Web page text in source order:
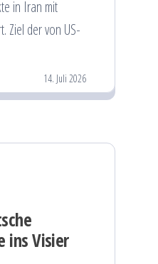
in Iran mit
Ziel der von US-
14. Juli 2026
ins Visier